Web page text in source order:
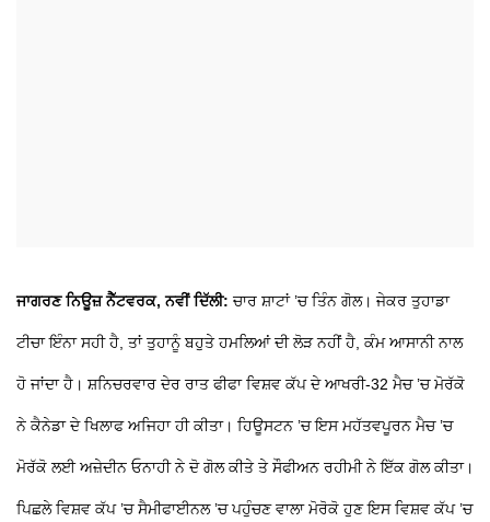
ਜਾਗਰਣ ਨਿਊਜ਼ ਨੈੱਟਵਰਕ, ਨਵੀਂ ਦਿੱਲੀ: ਚਾਰ ਸ਼ਾਟਾਂ ’ਚ ਤਿੰਨ ਗੋਲ। ਜੇਕਰ ਤੁਹਾਡਾ
ਟੀਚਾ ਇੰਨਾ ਸਹੀ ਹੈ, ਤਾਂ ਤੁਹਾਨੂੰ ਬਹੁਤੇ ਹਮਲਿਆਂ ਦੀ ਲੋੜ ਨਹੀਂ ਹੈ, ਕੰਮ ਆਸਾਨੀ ਨਾਲ
ਹੋ ਜਾਂਦਾ ਹੈ। ਸ਼ਨਿਚਰਵਾਰ ਦੇਰ ਰਾਤ ਫੀਫਾ ਵਿਸ਼ਵ ਕੱਪ ਦੇ ਆਖਰੀ-32 ਮੈਚ ’ਚ ਮੋਰੱਕੋ
ਨੇ ਕੈਨੇਡਾ ਦੇ ਖਿਲਾਫ ਅਜਿਹਾ ਹੀ ਕੀਤਾ। ਹਿਊਸਟਨ ’ਚ ਇਸ ਮਹੱਤਵਪੂਰਨ ਮੈਚ ’ਚ
ਮੋਰੱਕੋ ਲਈ ਅਜ਼ੇਦੀਨ ਓਨਾਹੀ ਨੇ ਦੋ ਗੋਲ ਕੀਤੇ ਤੇ ਸੌਫੀਅਨ ਰਹੀਮੀ ਨੇ ਇੱਕ ਗੋਲ ਕੀਤਾ।
ਪਿਛਲੇ ਵਿਸ਼ਵ ਕੱਪ ’ਚ ਸੈਮੀਫਾਈਨਲ ’ਚ ਪਹੁੰਚਣ ਵਾਲਾ ਮੋਰੋਕੋ ਹੁਣ ਇਸ ਵਿਸ਼ਵ ਕੱਪ ’ਚ